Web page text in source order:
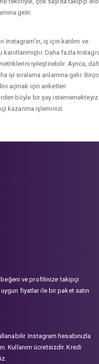
gelir.
iş için katılım ve
Daha fazla
iyileştirebilir. Ayrıca,
iyi sıralama anlamına gelir.
açmak için anketleri
böyle bir şey istememekteyiz.
kazanma işleminizi
beğeni ve profilinize takipçi
fiyatlar ile bir paket satın
Instagram hesabınızla
Kullanım ücretsizdir. Kredi